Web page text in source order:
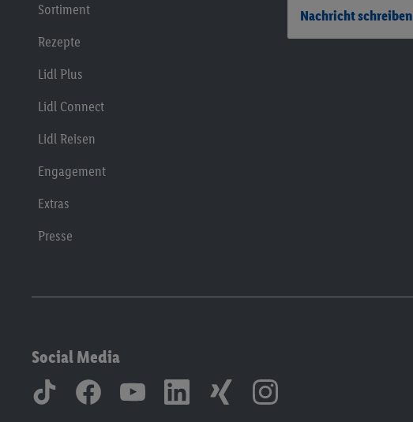
Sortiment
Rezepte
Lidl Plus
Lidl Connect
Lidl Reisen
Engagement
Extras
Presse
Nachricht schreiben
Social Media